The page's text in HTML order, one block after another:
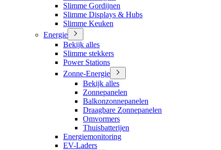
Slimme Gordijnen
Slimme Displays & Hubs
Slimme Keuken
Energie
Bekijk alles
Slimme stekkers
Power Stations
Zonne-Energie
Bekijk alles
Zonnepanelen
Balkonzonnepanelen
Draagbare Zonnepanelen
Omvormers
Thuisbatterijen
Energiemonitoring
EV-Laders